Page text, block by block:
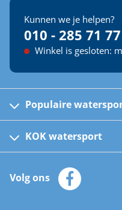
Kunnen we je helpen?
010 - 285 71 77
Winkel is gesloten:
Populaire
Kinder reddingsvesten
Automatische
Zeilkleding
Zonnepanelen
KOK watersport
Klantenservice
Merken
Volg ons